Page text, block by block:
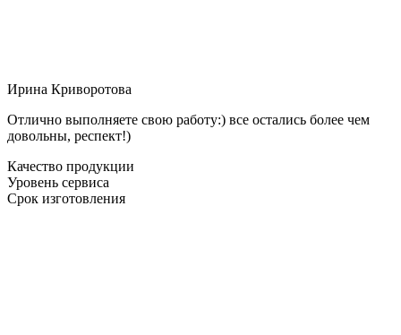
Ирина Криворотова
Отлично выполняете свою работу:) все остались более чем
довольны, респект!)
Качество продукции
Уровень сервиса
Срок изготовления